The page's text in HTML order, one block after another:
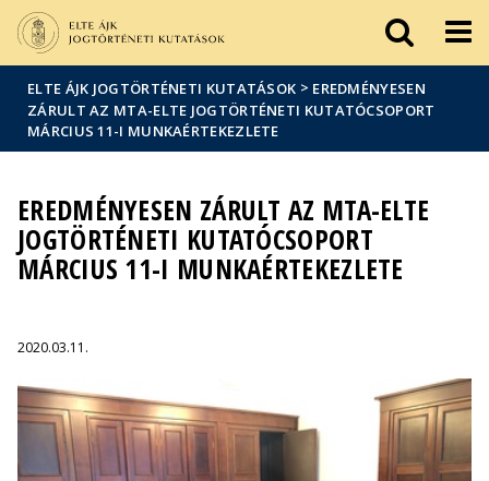
sajtóban
ELTE ÁJK JOGTÖRTÉNETI KUTATÁSOK > EREDMÉNYESEN
ZÁRULT AZ MTA-ELTE JOGTÖRTÉNETI KUTATÓCSOPORT
MÁRCIUS 11-I MUNKAÉRTEKEZLETE
EREDMÉNYESEN ZÁRULT AZ MTA-ELTE
JOGTÖRTÉNETI KUTATÓCSOPORT
MÁRCIUS 11-I MUNKAÉRTEKEZLETE
2020.03.11.